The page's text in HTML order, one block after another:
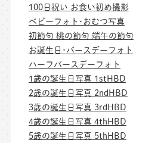
100日祝い お食い初め撮影
ベビーフォト･おむつ写真
初節句 桃の節句 端午の節句
お誕生日･バースデーフォト
ハーフバースデーフォト
1歳の誕生日写真 1stHBD
2歳の誕生日写真 2ndHBD
3歳の誕生日写真 3rdHBD
4歳の誕生日写真 4thHBD
5歳の誕生日写真 5thHBD